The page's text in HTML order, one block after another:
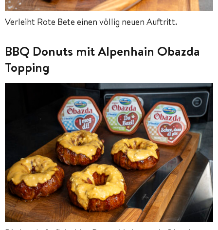
Verleiht Rote Bete einen völlig neuen Auftritt.
BBQ Donuts mit Alpenhain Obazda
Topping